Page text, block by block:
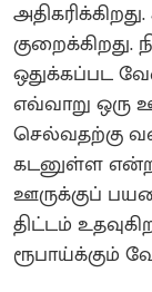
குறைக்கிறது.
ஒதுக்கப்பட
எவ்வாறு ஒரு
செல்வதற்கு
கடனுள்ள
ஊருக்குப்
திட்டம்
ரூபாய்க்கும்